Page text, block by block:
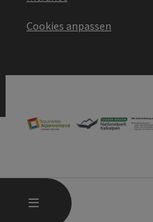
MENÜ
Cookies anpassen